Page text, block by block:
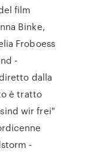
film
Binke,
Froboess
-
dalla
è tratto
wir frei"
-